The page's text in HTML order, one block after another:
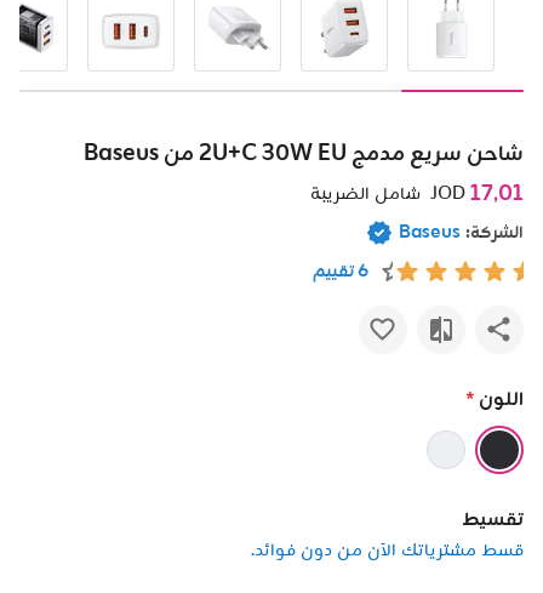
شاحن سريع مدمج 2U+C 30W EU من Baseus
17٫01
شامل الضريبة
الشركة:Baseus
6 تقييم
اللون *
تقسيط
قسط مشترياتك الآن من دون فوائد.